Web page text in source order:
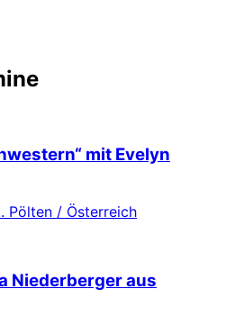
mit Evelyn
Pölten / Österreich
Niederberger aus